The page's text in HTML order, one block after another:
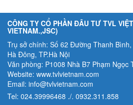
CÔNG TY CỔ PHẦN ĐÂU TƯ TVL
VIETNAM.,JSC)
Trụ sở chính: Số 62 Đường Thanh
Hà Đông, TP.Hà Nội
Văn phòng: P1008 Nhà B7 Phạm
Website: www.tvlvietnam.com
Email: info@tvlvietnam.com
Tel: 024.39996468 ./. 0932.311.858